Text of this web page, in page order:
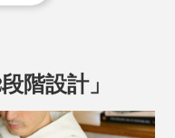
階設計」